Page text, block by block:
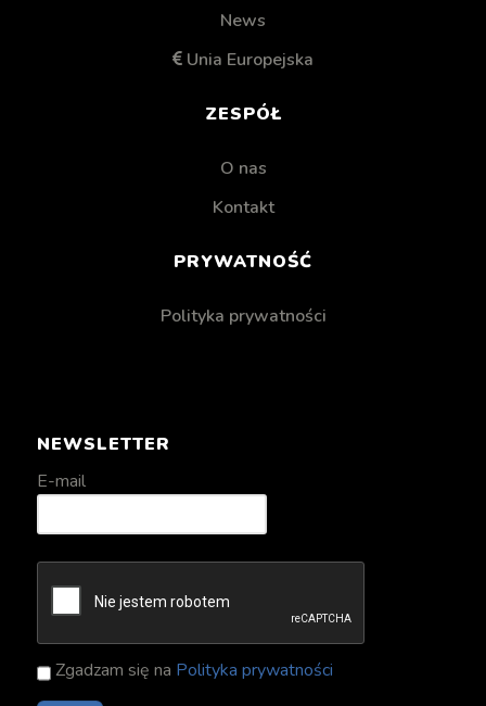
News
Unia Europejska
ZESPÓŁ
O nas
Kontakt
PRYWATNOŚĆ
Polityka prywatności
NEWSLETTER
E-mail
Zgadzam się na Polityka prywatności